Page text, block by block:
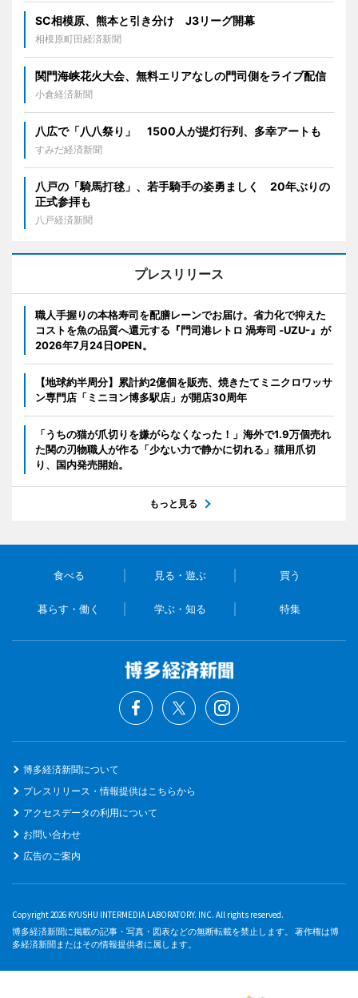
SC相模原、熊本と引き分け J3リーグ開幕
相模原町田経済新聞
関門海峡花火大会、無料エリアなしの門司側をライブ配信
小倉経済新聞
八広で「八八祭り」 1500人が提灯行列、多幸アートも
すみだ経済新聞
八戸の「騎馬打毬」、若手騎手の姿勇ましく 20年ぶりの
正式参拝も
八戸経済新聞
プレスリリース
職人手握りの本格寿司を配膳レーンでお届け。省力化で抑えた
コストを魚の品質へ還元する『門司港レトロ 渦寿司 -UZU-』が
2026年7月24日OPEN。
【地球約半周分】累計約2億個を販売、焼きたてミニクロワッサ
ン専門店「ミニヨン博多駅店」が開店30周年
「うちの猫が爪切りを嫌がらなくなった！」海外で1.9万個売れ
た関の刃物職人が作る「少ない力で静かに切れる」猫用爪切
り、国内発売開始。
もっと見る
食べる 見る・遊ぶ 買う
暮らす・働く 学ぶ・知る 特集
博多経済新聞について
プレスリリース・情報提供はこちらから
アクセスデータの利用について
お問い合わせ
広告のご案内
Copyright 2026 KYUSHU INTERMEDIA LABORATORY. INC. All rights reserved.
博多経済新聞に掲載の記事・写真・図表などの無断転載を禁止します。 著作権は博
多経済新聞またはその情報提供者に属します。